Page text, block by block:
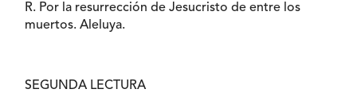
R. Por la resurrección de Jesucristo de entre los
muertos. Aleluya.
SEGUNDA LECTURA